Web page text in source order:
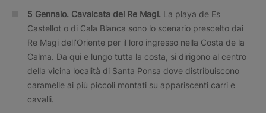
5 Gennaio. Cavalcata dei Re Magi. La playa de Es
Castellot o di Cala Blanca sono lo scenario prescelto dai
Re Magi dell’Oriente per il loro ingresso nella Costa de la
Calma. Da qui e lungo tutta la costa, si dirigono al centro
della vicina località di Santa Ponsa dove distribuiscono
caramelle ai più piccoli montati su appariscenti carri e
cavalli.